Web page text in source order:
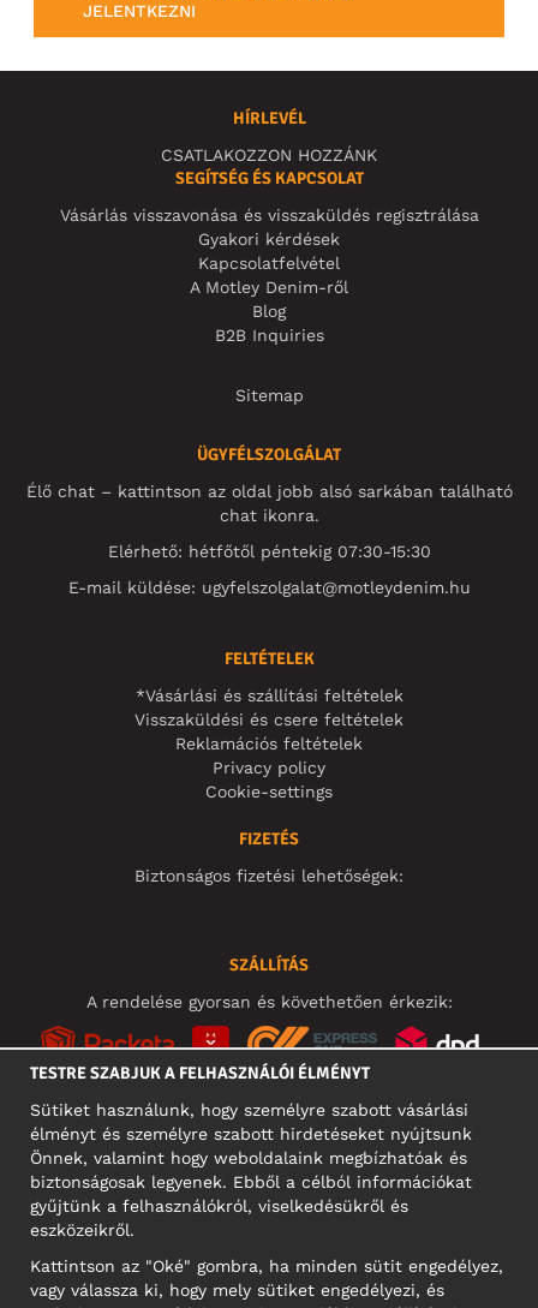
JELENTKEZNI
HÍRLEVÉL
CSATLAKOZZON HOZZÁNK
SEGÍTSÉG ÉS KAPCSOLAT
Vásárlás visszavonása és visszaküldés regisztrálása
Gyakori kérdések
Kapcsolatfelvétel
A Motley Denim-ről
Blog
B2B Inquiries
Sitemap
ÜGYFÉLSZOLGÁLAT
Élő chat – kattintson az oldal jobb alsó sarkában található
chat ikonra.
Elérhető: hétfőtől péntekig 07:30-15:30
E-mail küldése: ugyfelszolgalat@motleydenim.hu
FELTÉTELEK
*Vásárlási és szállítási feltételek
Visszaküldési és csere feltételek
Reklamációs feltételek
Privacy policy
Cookie-settings
FIZETÉS
Biztonságos fizetési lehetőségek:
SZÁLLÍTÁS
A rendelése gyorsan és követhetően érkezik:
KÖZÖSSÉGI MÉDIA
Motley Denim Europe OÜ
Narva mnt 5, EE-10117 Tallinn
TESTRE SZABJUK A FELHASZNÁLÓI ÉLMÉNYT
Sütiket használunk, hogy személyre szabott vásárlási
élményt és személyre szabott hirdetéseket nyújtsunk
Önnek, valamint hogy weboldalaink megbízhatóak és
biztonságosak legyenek. Ebből a célból információkat
gyűjtünk a felhasználókról, viselkedésükről és
eszközeikről.
Kattintson az "Oké" gombra, ha minden sütit engedélyez,
vagy válassza ki, hogy mely sütiket engedélyezi, és